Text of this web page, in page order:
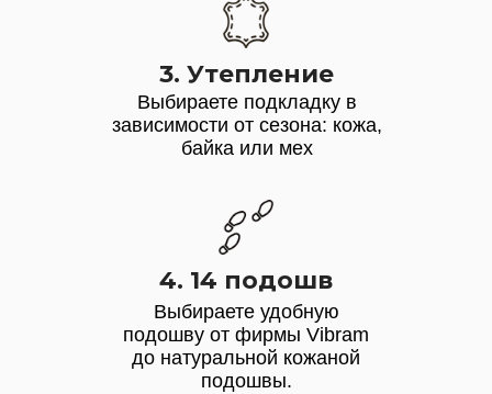
3. Утепление
Выбираете подкладку в
зависимости от сезона: кожа,
байка или мех
4. 14 подошв
Выбираете удобную
подошву от фирмы Vibram
до натуральной кожаной
подошвы.